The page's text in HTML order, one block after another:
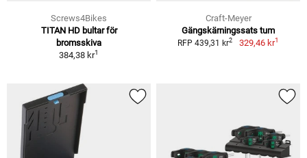
Screws4Bikes
TITAN HD bultar för
bromsskiva
384,38 kr1
Craft-Meyer
Gängskärningssats tum
RFP 439,31 kr2 329,46 kr1